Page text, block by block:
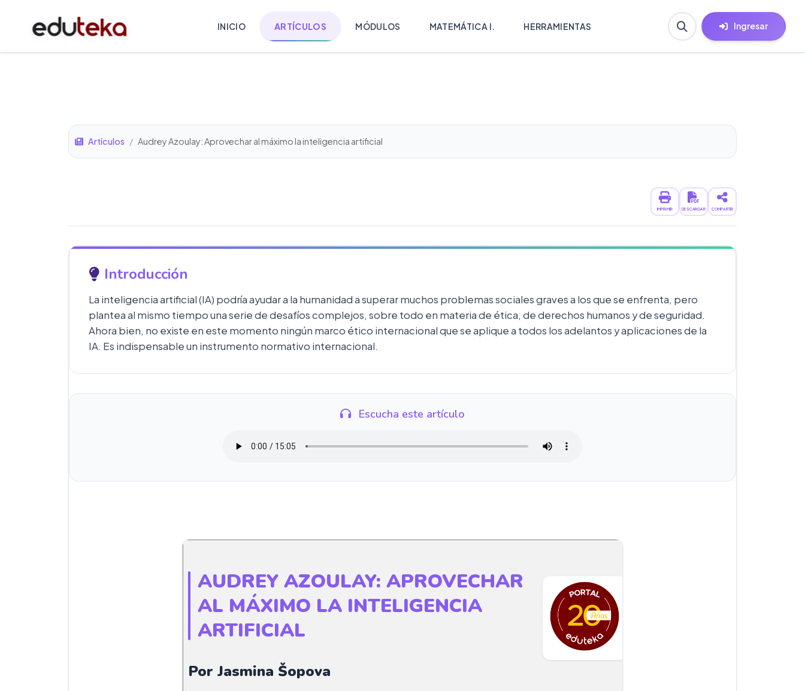
INICIO ARTÍCULOS MÓDULOS MATEMÁTICA I. HERRAMIENTAS Ingresar
Artículos / Audrey Azoulay: Aprovechar al máximo la inteligencia artificial
IMPRIMIR DESCARGAR COMPARTIR
Introducción
La inteligencia artificial (IA) podría ayudar a la humanidad a superar muchos problemas sociales graves a los que se enfrenta, pero
plantea al mismo tiempo una serie de desafíos complejos, sobre todo en materia de ética, de derechos humanos y de seguridad.
Ahora bien, no existe en este momento ningún marco ético internacional que se aplique a todos los adelantos y aplicaciones de la
IA. Es indispensable un instrumento normativo internacional.
Escucha este artículo
AUDREY AZOULAY: APROVECHAR
AL MÁXIMO LA INTELIGENCIA
ARTIFICIAL
Por Jasmina Šopova